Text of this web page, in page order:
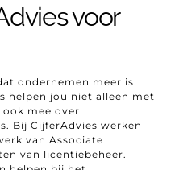
voor
ondernemen meer is
helpen jou niet alleen met
mee over
Bij CijferAdvies werken
van Associate
van licentiebeheer.